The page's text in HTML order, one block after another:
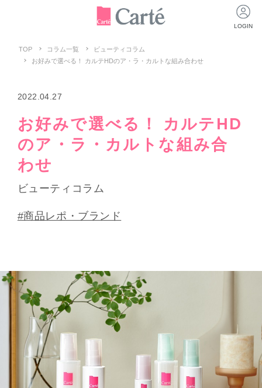
LOGIN
TOP コラム一覧
ビューティコラム
お好みで選べる！ カルテHDのア・ラ・カルトな組み合わせ
2022.04.27
お好みで選べる！ カルテHD
のア・ラ・カルトな組み合
わせ
ビューティコラム
#商品レポ・ブランド